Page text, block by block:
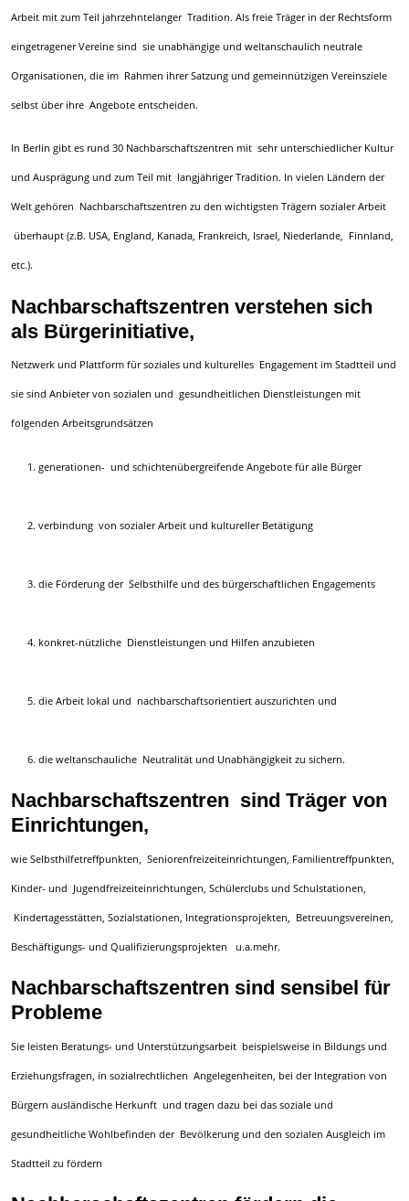
Arbeit mit zum Teil jahrzehntelanger Tradition. Als freie Träger in der Rechtsform
eingetragener Vereine sind sie unabhängige und weltanschaulich neutrale
Organisationen, die im Rahmen ihrer Satzung und gemeinnützigen Vereinsziele
selbst über ihre Angebote entscheiden.
In Berlin gibt es rund 30 Nachbarschaftszentren mit sehr unterschiedlicher Kultur
und Ausprägung und zum Teil mit langjähriger Tradition. In vielen Ländern der
Welt gehören Nachbarschaftszentren zu den wichtigsten Trägern sozialer Arbeit
überhaupt (z.B. USA, England, Kanada, Frankreich, Israel, Niederlande, Finnland,
etc.).
Nachbarschaftszentren verstehen sich
als Bürgerinitiative,
Netzwerk und Plattform für soziales und kulturelles Engagement im Stadtteil und
sie sind Anbieter von sozialen und gesundheitlichen Dienstleistungen mit
folgenden Arbeitsgrundsätzen
generationen- und schichtenübergreifende Angebote für alle Bürger
verbindung von sozialer Arbeit und kultureller Betätigung
die Förderung der Selbsthilfe und des bürgerschaftlichen Engagements
konkret-nützliche Dienstleistungen und Hilfen anzubieten
die Arbeit lokal und nachbarschaftsorientiert auszurichten und
die weltanschauliche Neutralität und Unabhängigkeit zu sichern.
Nachbarschaftszentren sind Träger von
Einrichtungen,
wie Selbsthilfetreffpunkten, Seniorenfreizeiteinrichtungen, Familientreffpunkten,
Kinder- und Jugendfreizeiteinrichtungen, Schülerclubs und Schulstationen,
Kindertagesstätten, Sozialstationen, Integrationsprojekten, Betreuungsvereinen,
Beschäftigungs- und Qualifizierungsprojekten u.a.mehr.
Nachbarschaftszentren sind sensibel für
Probleme
Sie leisten Beratungs- und Unterstützungsarbeit beispielsweise in Bildungs und
Erziehungsfragen, in sozialrechtlichen Angelegenheiten, bei der Integration von
Bürgern ausländische Herkunft und tragen dazu bei das soziale und
gesundheitliche Wohlbefinden der Bevölkerung und den sozialen Ausgleich im
Stadtteil zu fördern